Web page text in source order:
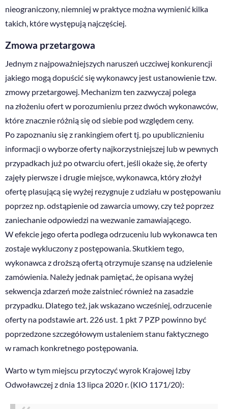
nieograniczony, niemniej w praktyce można wymienić kilka
takich, które występują najczęściej.
Zmowa przetargowa
Jednym z najpoważniejszych naruszeń uczciwej konkurencji
jakiego mogą dopuścić się wykonawcy jest ustanowienie tzw.
zmowy przetargowej. Mechanizm ten zazwyczaj polega
na złożeniu ofert w porozumieniu przez dwóch wykonawców,
które znacznie różnią się od siebie pod względem ceny.
Po zapoznaniu się z rankingiem ofert tj. po upublicznieniu
informacji o wyborze oferty najkorzystniejszej lub w pewnych
przypadkach już po otwarciu ofert, jeśli okaże się, że oferty
zajęły pierwsze i drugie miejsce, wykonawca, który złożył
ofertę plasującą się wyżej rezygnuje z udziału w postępowaniu
poprzez np. odstąpienie od zawarcia umowy, czy też poprzez
zaniechanie odpowiedzi na wezwanie zamawiającego.
W efekcie jego oferta podlega odrzuceniu lub wykonawca ten
zostaje wykluczony z postępowania. Skutkiem tego,
wykonawca z droższą ofertą otrzymuje szansę na udzielenie
zamówienia. Należy jednak pamiętać, że opisana wyżej
sekwencja zdarzeń może zaistnieć również na zasadzie
przypadku. Dlatego też, jak wskazano wcześniej, odrzucenie
oferty na podstawie art. 226 ust. 1 pkt 7 PZP powinno być
poprzedzone szczegółowym ustaleniem stanu faktycznego
w ramach konkretnego postępowania.
Warto w tym miejscu przytoczyć wyrok Krajowej Izby
Odwoławczej z dnia 13 lipca 2020 r. (KIO 1171/20):